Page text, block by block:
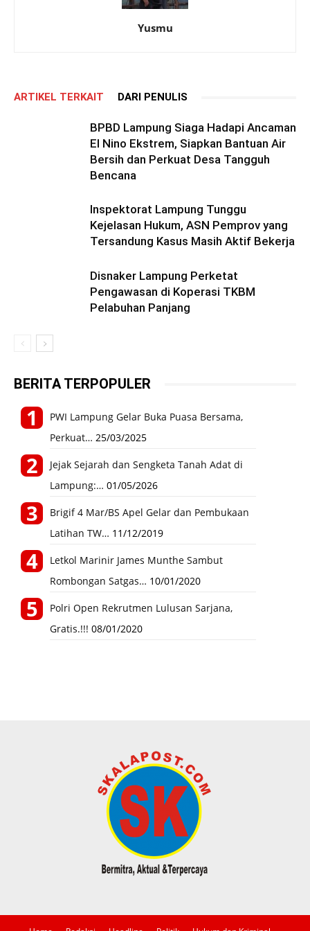
Yusmu
ARTIKEL TERKAIT DARI PENULIS
BPBD Lampung Siaga Hadapi Ancaman
El Nino Ekstrem, Siapkan Bantuan Air
Bersih dan Perkuat Desa Tangguh
Bencana
Inspektorat Lampung Tunggu
Kejelasan Hukum, ASN Pemprov yang
Tersandung Kasus Masih Aktif Bekerja
Disnaker Lampung Perketat
Pengawasan di Koperasi TKBM
Pelabuhan Panjang
BERITA TERPOPULER
PWI Lampung Gelar Buka Puasa Bersama,
Perkuat… 25/03/2025
Jejak Sejarah dan Sengketa Tanah Adat di
Lampung:… 01/05/2026
Brigif 4 Mar/BS Apel Gelar dan Pembukaan
Latihan TW… 11/12/2019
Letkol Marinir James Munthe Sambut
Rombongan Satgas… 10/01/2020
Polri Open Rekrutmen Lulusan Sarjana,
Gratis.!!! 08/01/2020